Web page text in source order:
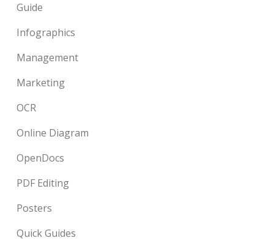
Guide
Infographics
Management
Marketing
OCR
Online Diagram
OpenDocs
PDF Editing
Posters
Quick Guides